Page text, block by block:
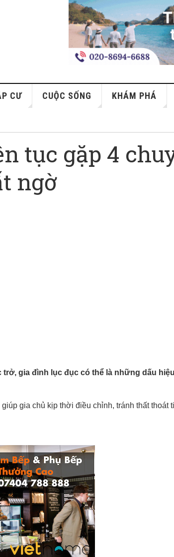
CƯ CUỘC SỐNG KHÁM PHÁ
tục gặp 4
ngờ
gia đình lục đục có thể là những dấu
gia chủ kịp thời điều chỉnh, tránh thất thoát